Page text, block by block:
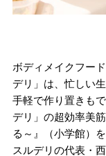
ボディメイクフー
デリ」は、忙しい
手軽で作り置きも
デリ」の超効率美
る～』（小学館）
スルデリの代表・